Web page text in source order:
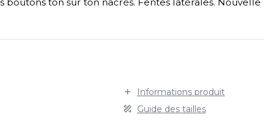
SWEAT-SHIRT
TEE-SHIRT
SPLASHMACS
STEDMAN
THE ONE TOWELLING
RESTAURATION
SPORT
Informations produit
Guide des tailles